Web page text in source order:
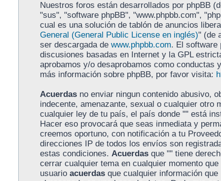
Nuestros foros están desarrollados por phpBB
"sus", "software phpBB", "www.phpbb.com",
cual es una solución de tablón de anuncios
General (General Public License en inglés)" (de
ser descargada de www.phpbb.com. El software
discusiones basadas en Internet y la GPL
aprobamos y/o desaprobamos como conductas
más información sobre phpBB, por favor visita:
Acuerdasno enviar ningun contenido abusivo,
indecente, amenazante, sexual o cualquier otro
cualquier ley de tu país, el país donde "" está
Hacer eso provocará que seas inmediata y
creemos oportuno, con notificación a tu
direcciones IP de todos los envíos son
estas condiciones. Acuerdasque "" tiene
cerrar cualquier tema en cualquier momento
usuario acuerdasque cualquier información que